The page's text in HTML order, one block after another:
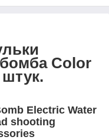
Color
Electric Water
shooting